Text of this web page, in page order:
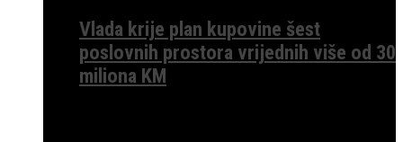
Vlada krije plan kupovine šest
poslovnih prostora vrijednih više od 30
miliona KM